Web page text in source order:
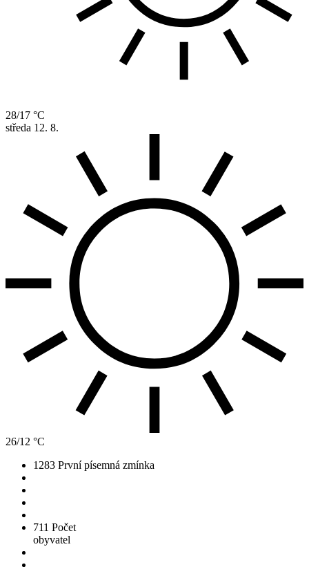
28/17 °C
středa 12. 8.
26/12 °C
1283 První písemná zmínka
711 Počet
obyvatel